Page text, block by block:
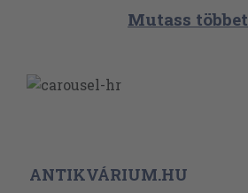
Mutass többet
ANTIKVÁRIUM.HU